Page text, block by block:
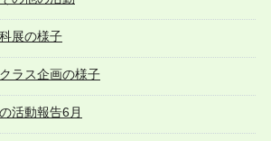
展の様子
ラス企画の様子
活動報告6月